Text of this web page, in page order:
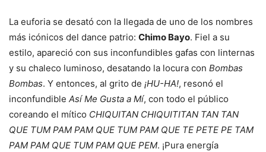
La euforia se desató con la llegada de uno de los nombres
más icónicos del dance patrio: Chimo Bayo. Fiel a su
estilo, apareció con sus inconfundibles gafas con linternas
y su chaleco luminoso, desatando la locura con Bombas
Bombas. Y entonces, al grito de ¡HU-HA!, resonó el
inconfundible Así Me Gusta a Mí, con todo el público
coreando el mítico CHIQUITAN CHIQUITITAN TAN TAN
QUE TUM PAM PAM QUE TUM PAM QUE TE PETE PE TAM
PAM PAM QUE TUM PAM QUE PEM. ¡Pura energía